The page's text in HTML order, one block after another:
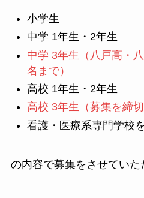
小学生
中学 1年生・2年生
中学 3年生（八戸高・
名まで）
高校 1年生・2年生
高校 3年生（募集を締切
看護・医療系専門学校
の内容で募集をさせていた